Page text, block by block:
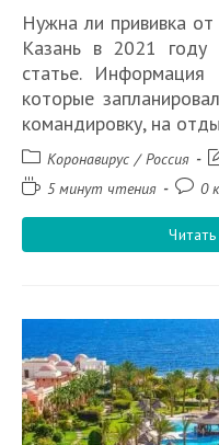
Нужна ли прививка
Казань в 2021
статье. Информация
которые
командировку, на
Рубрика
записи:
Коронавирус / Россия
Время5 минут чтения
записи:
0